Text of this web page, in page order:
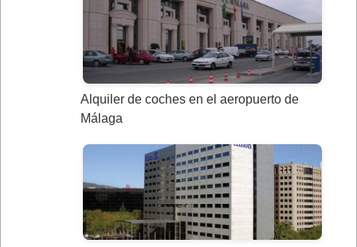
Alquiler de coches en el aeropuerto de
Málaga